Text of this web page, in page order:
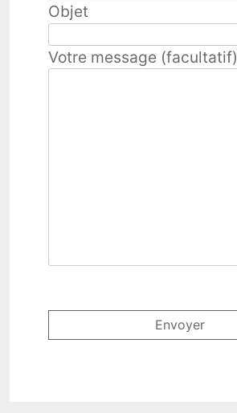
Objet
Votre message (facultatif)